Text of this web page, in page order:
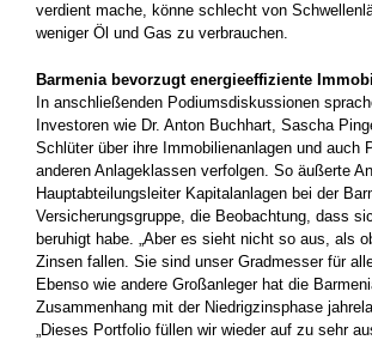
verdient mache, könne schlecht von
weniger Öl und Gas zu verbrauchen.
Barmenia bevorzugt energieeffiziente
In anschließenden Podiumsdiskussionen
Investoren wie Dr. Anton Buchhart, Sascha
Schlüter über ihre Immobilienanlagen und auch
anderen Anlageklassen verfolgen. So äußerte
Hauptabteilungsleiter Kapitalanlagen bei der
Versicherungsgruppe, die Beobachtung, dass
beruhigt habe. „Aber es sieht nicht so aus, als
Zinsen fallen. Sie sind unser Gradmesser für
Ebenso wie andere Großanleger hat die
Zusammenhang mit der Niedrigzinsphase
„Dieses Portfolio füllen wir wieder auf zu sehr